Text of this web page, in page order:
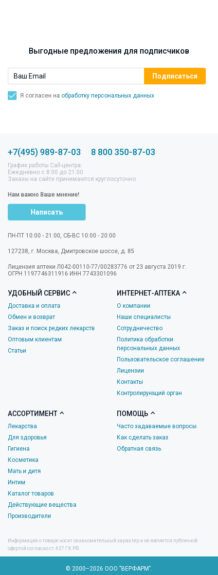
Выгодные предложения для подписчиков
Я согласен на обработку персональных данных
+7(495) 989-87-03 8 800 350-87-03
График работы Call-центра:
Ежедневно с 8:00 до 21:00
Заказы на сайте принимаются круглосуточно
Нам важно Ваше мнение!
Написать
ПН-ПТ 10:00 - 21:00, СБ-ВС 10:00 - 20:00
127238, г. Москва, Дмитровское шоссе, д. 85
Лицензия аптеки Л042-00110-77/00283776 от 23 августа 2019 г.
ОГРН 1197746311916 ИНН 7743301096
УДОБНЫЙ СЕРВИС
Доставка и оплата
Обмен и возврат
Заказ и поиск редких лекарств
Оптовым клиентам
Статьи
ИНТЕРНЕТ-АПТЕКА
О компании
Наши специалисты
Сотрудничество
Политика обработки
персональных данных
Пользовательское соглашение
Лицензии
Контакты
Контролирующий орган
АССОРТИМЕНТ
Лекарства
Для здоровья
Гигиена
Косметика
Мать и дитя
Интим
Каталог товаров
Действующие вещества
Производители
ПОМОЩЬ
Часто задаваемые вопросы
Как сделать заказ
Обратная связь
Информация о товаре носит ознакомительный характер и не является публичной
офертой согласно ст.437 ГК РФ.
© 2000–2026 ООО "ВЕРФАРМ".